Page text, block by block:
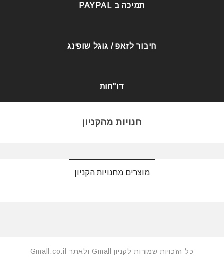
תמיכה ב PAYPAL
חיבור לזאפ / גוגל שופינג
דו"חות
חנויות מהקניון
מוצרים מחנויות הקניון
כל הזכויות שמורות לקניון Gmall ולאתר Gmall.co.il